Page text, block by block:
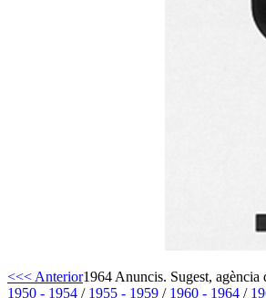
<<< Anterior
1950 - 1954 / 1955 - 1959 / 1960 - 1964 /
1964 Anuncis. Sugest, agència